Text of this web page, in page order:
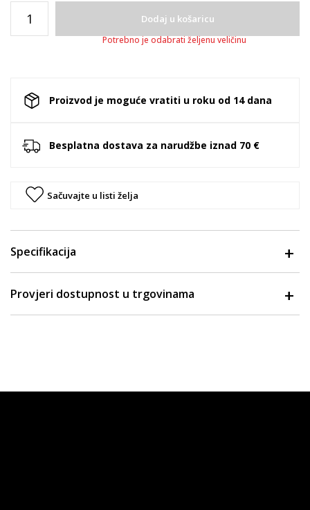
Dodaj u košaricu
Potrebno je odabrati željenu veličinu
Proizvod je moguće vratiti u roku od 14 dana
Besplatna dostava za narudžbe iznad 70 €
Sačuvajte u listi želja
Specifikacija
Provjeri dostupnost u trgovinama